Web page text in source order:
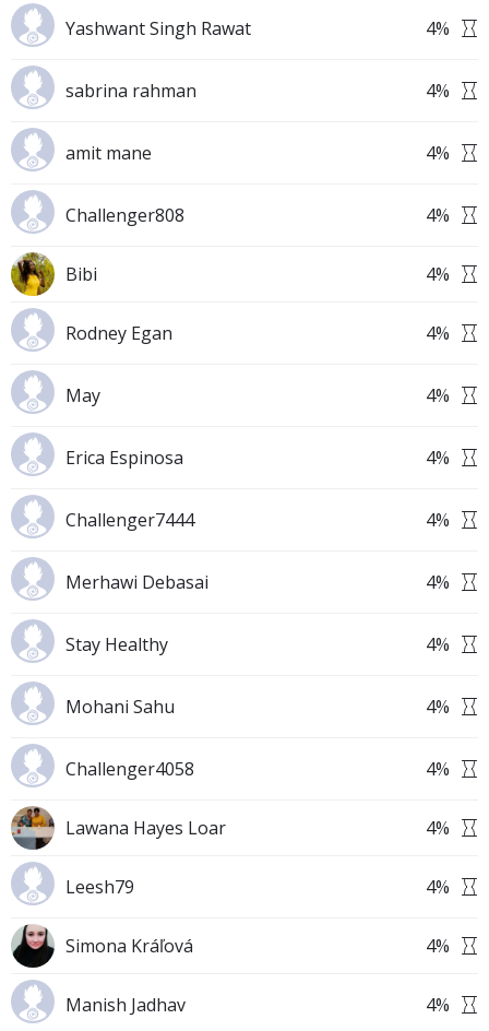
Yashwant Singh Rawat 4%
sabrina rahman 4%
amit mane 4%
Challenger808 4%
Bibi 4%
Rodney Egan 4%
May 4%
Erica Espinosa 4%
Challenger7444 4%
Merhawi Debasai 4%
Stay Healthy 4%
Mohani Sahu 4%
Challenger4058 4%
Lawana Hayes Loar 4%
Leesh79 4%
Simona Kráľová 4%
Manish Jadhav 4%